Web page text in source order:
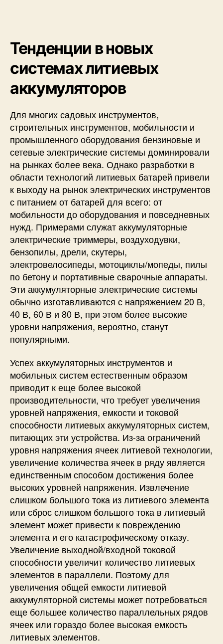
Тенденции в новых
системах литиевых
аккумуляторов
Для многих садовых инструментов,
строительных инструментов, мобильности и
промышленного оборудования бензиновые и
сетевые электрические системы доминировали
на рынках более века. Однако разработки в
области технологий литиевых батарей привели
к выходу на рынок электрических инструментов
с питанием от батарей для всего: от
мобильности до оборудования и повседневных
нужд. Примерами служат аккумуляторные
электрические триммеры, воздуходувки,
бензопилы, дрели, скутеры,
электровелосипеды, мотоциклы/мопеды, пилы
по бетону и портативные сварочные аппараты.
Эти аккумуляторные электрические системы
обычно изготавливаются с напряжением 20 В,
40 В, 60 В и 80 В, при этом более высокие
уровни напряжения, вероятно, станут
популярными.
Успех аккумуляторных инструментов и
мобильных систем естественным образом
приводит к еще более высокой
производительности, что требует увеличения
уровней напряжения, емкости и токовой
способности литиевых аккумуляторных систем,
питающих эти устройства. Из-за ограничений
уровня напряжения ячеек литиевой технологии,
увеличение количества ячеек в ряду является
единственным способом достижения более
высоких уровней напряжения. Извлечение
слишком большого тока из литиевого элемента
или сброс слишком большого тока в литиевый
элемент может привести к повреждению
элемента и его катастрофическому отказу.
Увеличение выходной/входной токовой
способности увеличит количество литиевых
элементов в параллели. Поэтому для
увеличения общей емкости литиевой
аккумуляторной системы может потребоваться
еще большее количество параллельных рядов
ячеек или гораздо более высокая емкость
литиевых элементов.